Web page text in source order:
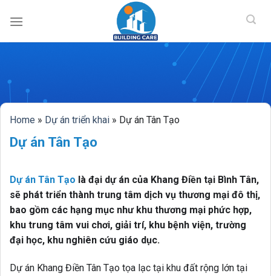
BUILDING
Home » Dự án triển khai » Dự án Tân Tạo
Dự án Tân Tạo
Dự án Tân Tạo là đại dự án của Khang Điền tại Bình Tân,
sẽ phát triển thành trung tâm dịch vụ thương mại đô thị,
bao gồm các hạng mục như khu thương mại phức hợp,
khu trung tâm vui chơi, giải trí, khu bệnh viện, trường
đại học, khu nghiên cứu giáo dục.
Dự án Khang Điền Tân Tạo tọa lạc tại khu đất rộng lớn tại